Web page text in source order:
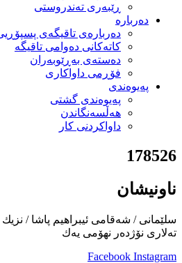
ڕێبەری تەندروستی
دەربارە
دەربارەی تاقیگەی پسپۆڕیی
كاتەكانی دەوامی تاقیگە
دەستەی بەڕێوبەران
فۆڕمی داواكاری
پەیوەندی
پەیوەندی گشتی
هەڵسەنگاندن
داواكردنی كار
178526
ناونیشان
سلێمانی / شەقامی ئیبراهیم پاشا /
تەلاری نۆژدەر نهۆمی یەك
Facebook Instagram